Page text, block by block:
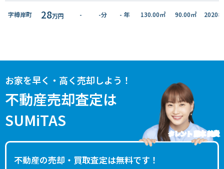
字樽岸町 28万円 - -分 - 年 130.00㎡ 90.00㎡ 2020
お家を早く・高く売却しよう！
不動産売却査定は
SUMiTAS
不動産の売却・買取査定は無料です！
タレント 藤本 美貴